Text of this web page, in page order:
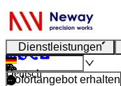
Dienstleistungen
Deutsch
Sofortangebot erhalten